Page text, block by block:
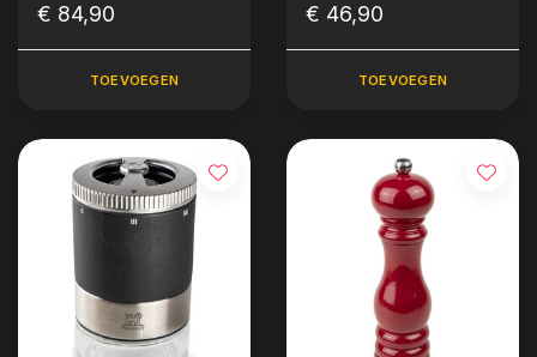
Set met 3 zouten
€ 84,90
TOEVOEGEN
Pepermolen (18 cm)
€ 46,90
TOEVOEGEN